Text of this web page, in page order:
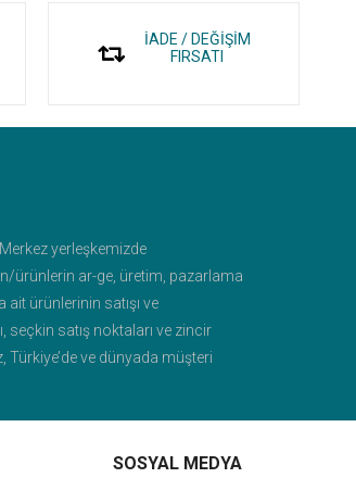
İADE / DEĞİŞİM
FIRSATI
yerleşkemizde
ürünlerin ar-ge, üretim, pazarlama
ait ürünlerinin satışı ve
seçkin satış noktaları ve zincir
Türkiye’de ve dünyada müşteri
Bölge bayiliğini alarak, yerel zincir
SOSYAL MEDYA